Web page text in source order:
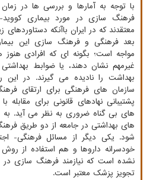
با توجه به آمارها و بررسی ها در
معتقدند که در ایران باآنکه
بعد فرهنگی و فرهنگ سازی این
مواجه است؛ بگونه ای که افرادی
غیرمهم نشان دهند، یا ضوابط
بهداشت را نادیده می گیرند. در این
سازمان های فرهنگی برای ارتقای
پشتیبانی نهادهای قانونی برای
های بی گناه ضروری به نظر می آید. به
های بهداشتی در جامعه از دو طریق
شود. یکی دیگر از مسائل فرهنگی-
خودسرانه داروها و هم استفاده از
نشده است که نیازمند فرهنگ سازی
تجویز پزشک معتبر است.